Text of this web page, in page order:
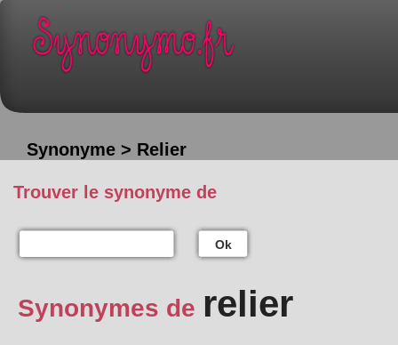
Synonyme > Relier
Trouver le synonyme de
Ok
Synonymes de relier